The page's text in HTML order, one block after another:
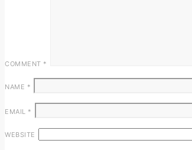
COMMENT *
NAME *
EMAIL *
WEBSITE